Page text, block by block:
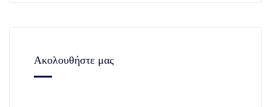
Ακολουθήστε μας